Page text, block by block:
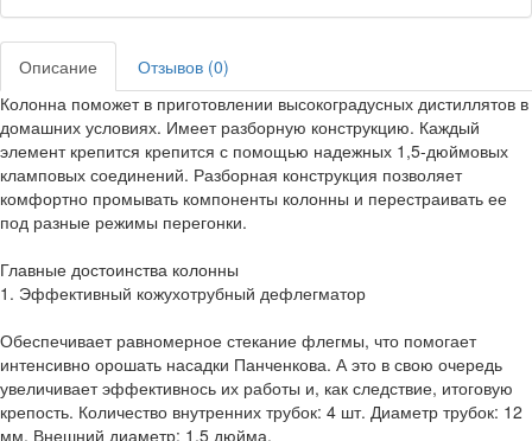
Описание
Отзывов (0)
Колонна поможет в приготовлении высокоградусных дистиллятов в
домашних условиях. Имеет разборную конструкцию. Каждый
элемент крепится крепится с помощью надежных 1,5-дюймовых
кламповых соединений. Разборная конструкция позволяет
комфортно промывать компоненты колонны и перестраивать ее
под разные режимы перегонки.
Главные достоинства колонны
1. Эффективный кожухотрубный дефлегматор
Обеспечивает равномерное стекание флегмы, что помогает
интенсивно орошать насадки Панченкова. А это в свою очередь
увеличивает эффективнось их работы и, как следствие, итоговую
крепость. Количество внутренних трубок: 4 шт. Диаметр трубок: 12
мм. Внешний диаметр: 1,5 дюйма.